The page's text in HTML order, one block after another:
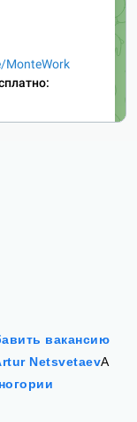
вакансию
NetsvetaevА